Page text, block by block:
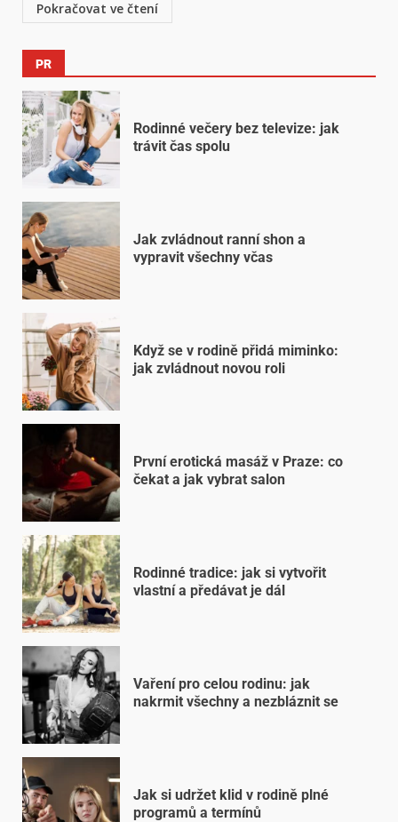
Pokračovat ve čtení
PR
Rodinné večery bez televize: jak
trávit čas spolu
Jak zvládnout ranní shon a
vypravit všechny včas
Když se v rodině přidá miminko:
jak zvládnout novou roli
První erotická masáž v Praze: co
čekat a jak vybrat salon
Rodinné tradice: jak si vytvořit
vlastní a předávat je dál
Vaření pro celou rodinu: jak
nakrmit všechny a nezbláznit se
Jak si udržet klid v rodině plné
programů a termínů